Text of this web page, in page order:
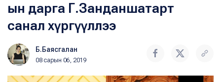
ын дарга Г.Занданшатарт
санал хүргүүллээ
Б.Баясгалан
08 сарын 06, 2019